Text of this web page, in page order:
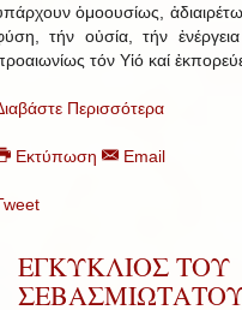
ὁμοουσίως,
τήν οὐσία, τήν
τόν Υἱό καί
Περισσότερα
Εκτύπωση Email
ΕΓΚΥΚΛΙΟΣ ΤΟΥ